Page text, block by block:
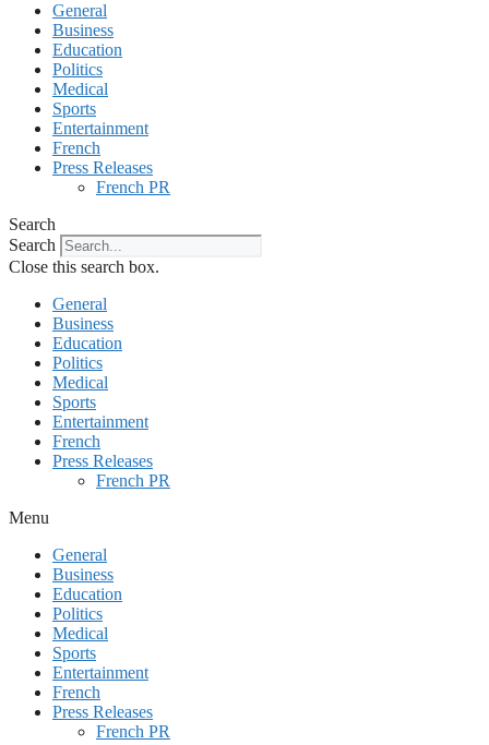
General
Business
Education
Politics
Medical
Sports
Entertainment
French
Press Releases
French PR
Search
Search
Close this search box.
General
Business
Education
Politics
Medical
Sports
Entertainment
French
Press Releases
French PR
Menu
General
Business
Education
Politics
Medical
Sports
Entertainment
French
Press Releases
French PR